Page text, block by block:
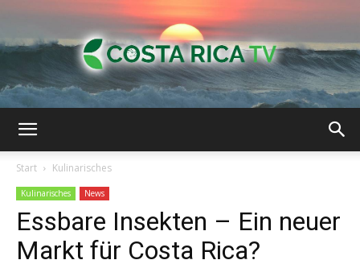
Rica-
Start Kulinarisches
Kulinarisches News
Essbare Insekten – Ein neuer
Markt für Costa Rica?